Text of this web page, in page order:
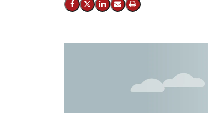
Del på Facebook
Del på X (Twitter)
Del på LinkedIn
Send email
Print